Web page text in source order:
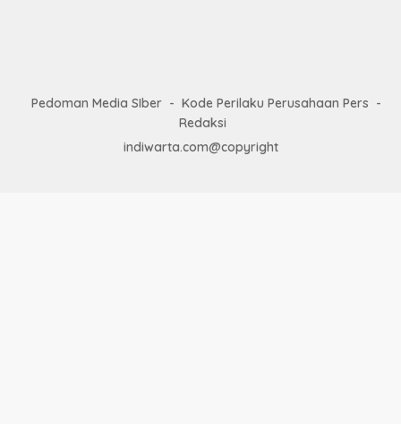
Pedoman Media SIber
Kode Perilaku Perusahaan Pers
Redaksi
indiwarta.com@copyright